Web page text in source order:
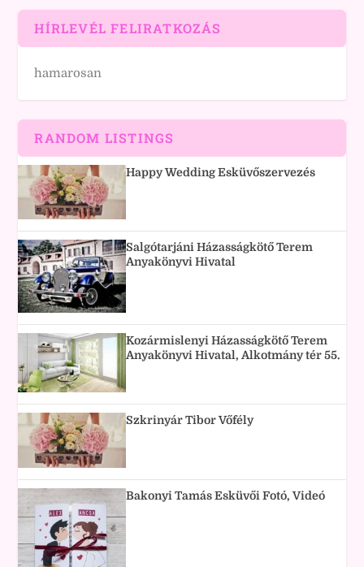
HÍRLEVÉL FELIRATKOZÁS
hamarosan
RANDOM LISTINGS
Happy Wedding Esküvőszervezés
Salgótarjáni Házasságkötő Terem
Anyakönyvi Hivatal
Kozármislenyi Házasságkötő Terem
Anyakönyvi Hivatal, Alkotmány tér 55.
Szkrinyár Tibor Vőfély
Bakonyi Tamás Esküvői Fotó, Videó